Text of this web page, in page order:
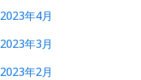
2023年4月
2023年3月
2023年2月